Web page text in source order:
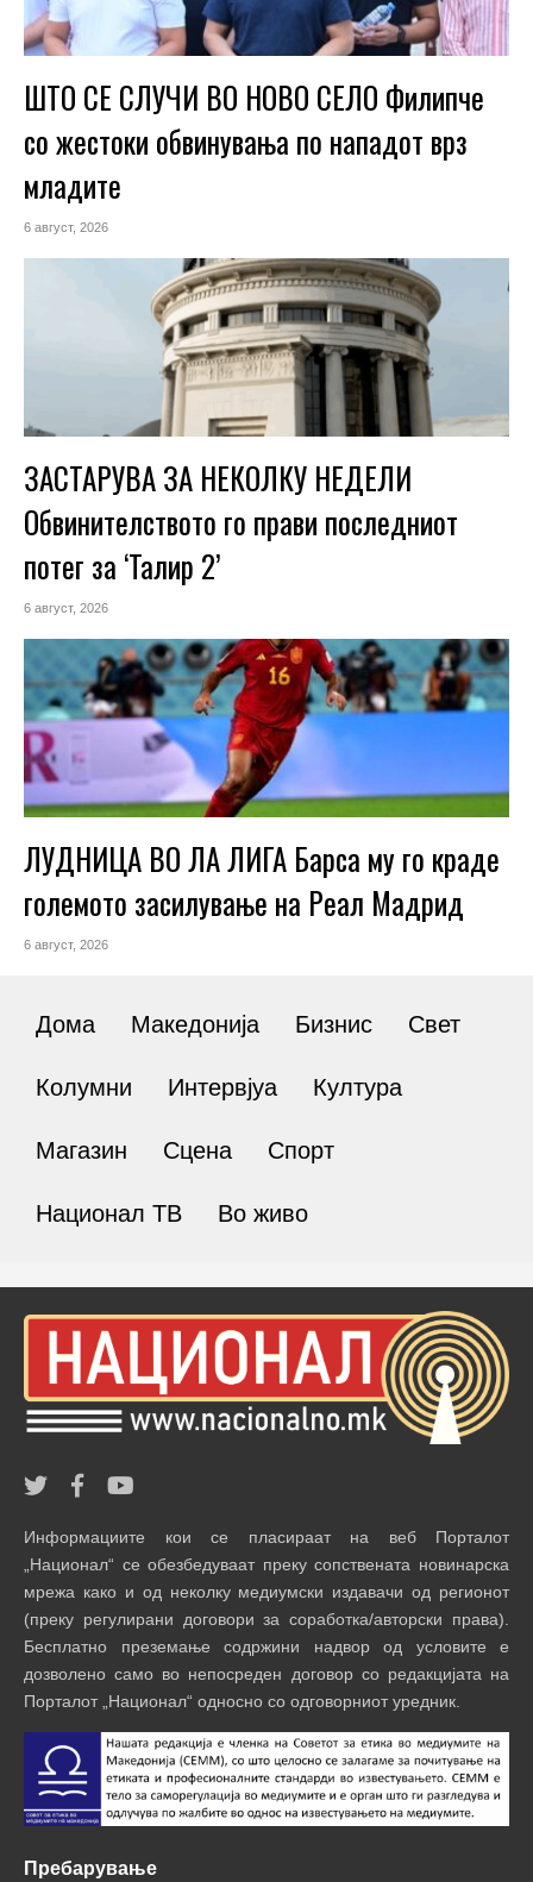
ШТО СЕ СЛУЧИ ВО НОВО СЕЛО Филипче
со жестоки обвинувања по нападот врз
младите
6 август, 2026
ЗАСТАРУВА ЗА НЕКОЛКУ НЕДЕЛИ
Обвинителството го прави последниот
потег за ‘Талир 2’
6 август, 2026
ЛУДНИЦА ВО ЛА ЛИГА Барса му го краде
големото засилување на Реал Мадрид
6 август, 2026
Дома Македонија Бизнис Свет
Колумни Интервјуа Култура
Магазин Сцена Спорт
Национал ТВ Во живо
Информациите кои се пласираат на веб Порталот
„Национал“ се обезбедуваат преку сопствената новинарска
мрежа како и од неколку медиумски издавачи од регионот
(преку регулирани договори за соработка/авторски права).
Бесплатно преземање содржини надвор од условите е
дозволено само во непосреден договор со редакцијата на
Порталот „Национал“ односно со одговорниот уредник.
Пребарување